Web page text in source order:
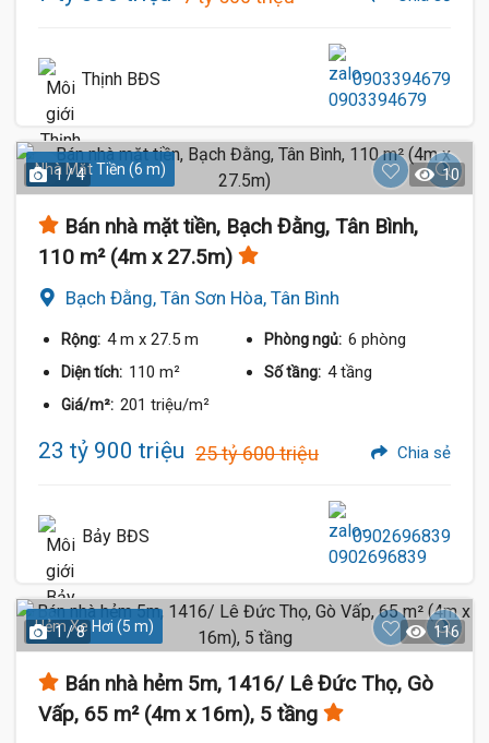
Thịnh BĐS 0903394679
Nhà Mặt Tiền (6 m)
1 / 4 10
Bán nhà mặt tiền, Bạch Đằng, Tân Bình,
110 m² (4m x 27.5m)
Bạch Đằng, Tân Sơn Hòa, Tân Bình
Rộng: 4 m x 27.5 m Phòng ngủ: 6 phòng
Diện tích: 110 m² Số tầng: 4 tầng
Giá/m²: 201 triệu/m²
23 tỷ 900 triệu 25 tỷ 600 triệu Chia sẻ
Bảy BĐS 0902696839
Hẻm Xe Hơi (5 m)
1 / 8 116
Bán nhà hẻm 5m, 1416/ Lê Đức Thọ, Gò
Vấp, 65 m² (4m x 16m), 5 tầng